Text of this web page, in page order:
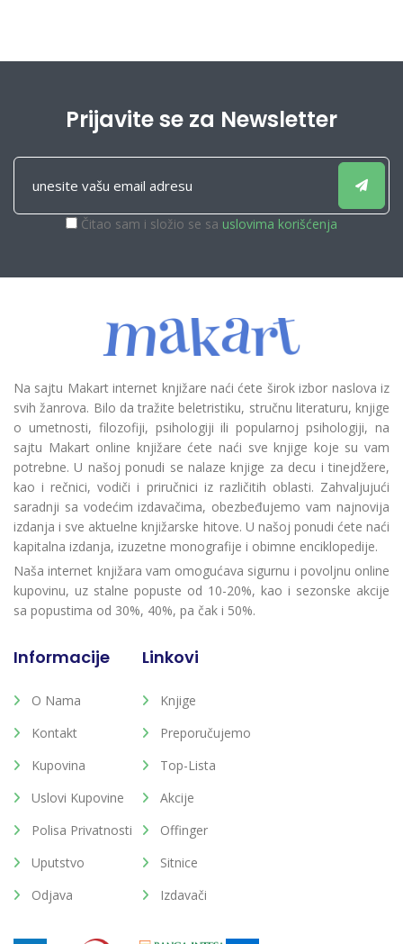
Prijavite se za Newsletter
Čitao sam i složio se sa uslovima korišćenja
Na sajtu Makart internet knjižare naći ćete širok izbor naslova iz
svih žanrova. Bilo da tražite beletristiku, stručnu literaturu, knjige
o umetnosti, filozofiji, psihologiji ili popularnoj psihologiji, na
sajtu Makart online knjižare ćete naći sve knjige koje su vam
potrebne. U našoj ponudi se nalaze knjige za decu i tinejdžere,
kao i rečnici, vodiči i priručnici iz različitih oblasti. Zahvaljujući
saradnji sa vodećim izdavačima, obezbeđujemo vam najnovija
izdanja i sve aktuelne knjižarske hitove. U našoj ponudi ćete naći
kapitalna izdanja, izuzetne monografije i obimne enciklopedije.
Naša internet knjižara vam omogućava sigurnu i povoljnu online
kupovinu, uz stalne popuste od 10-20%, kao i sezonske akcije
sa popustima od 30%, 40%, pa čak i 50%.
Informacije
O Nama
Kontakt
Kupovina
Uslovi Kupovine
Polisa Privatnosti
Uputstvo
Odjava
Linkovi
Knjige
Preporučujemo
Top-Lista
Akcije
Offinger
Sitnice
Izdavači